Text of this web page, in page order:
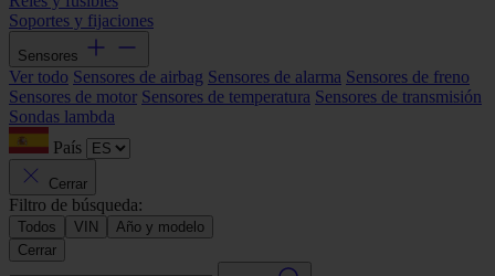
Soportes y fijaciones
Sensores
Ver todo Sensores de airbag Sensores de alarma Sensores de freno
Sensores de motor Sensores de temperatura Sensores de transmisión
Sondas lambda
País
Cerrar
Filtro de búsqueda:
Todos VIN
Año y modelo
Cerrar